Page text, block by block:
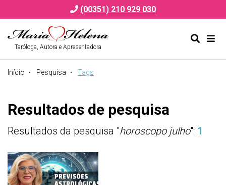
(00351) 210 929 030
Taróloga, Autora e Apresentadora
Início Pesquisa Tags
Resultados de pesquisa
Resultados da pesquisa "horoscopo julho": 1